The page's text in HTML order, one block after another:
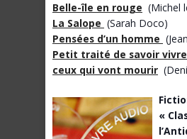
Belle-île en rouge (Michel
La Salope (Sarah Doco)
Pensées d’un homme
Petit traité de savoir vivre
ceux qui vont mourir
«